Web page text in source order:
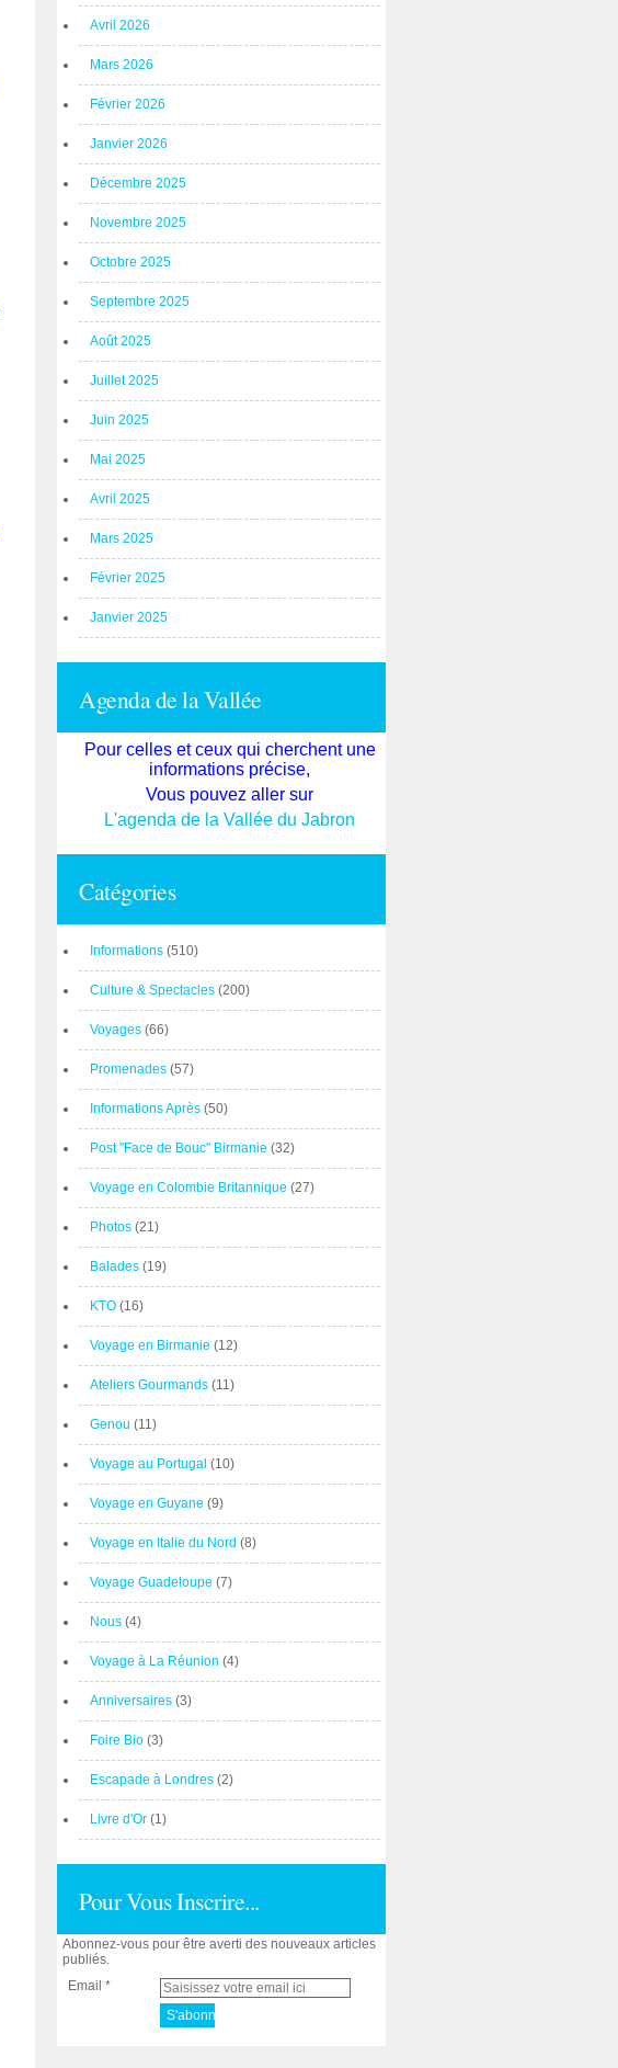
Avril 2026
Mars 2026
Février 2026
Janvier 2026
Décembre 2025
Novembre 2025
Octobre 2025
Septembre 2025
Août 2025
Juillet 2025
Juin 2025
Mai 2025
Avril 2025
Mars 2025
Février 2025
Janvier 2025
Agenda de la Vallée
Pour celles et ceux qui cherchent une
informations précise,
Vous pouvez aller sur
L'agenda de la Vallée du Jabron
Catégories
Informations (510)
Culture & Spectacles (200)
Voyages (66)
Promenades (57)
Informations Après (50)
Post "Face de Bouc" Birmanie (32)
Voyage en Colombie Britannique (27)
Photos (21)
Balades (19)
KTO (16)
Voyage en Birmanie (12)
Ateliers Gourmands (11)
Genou (11)
Voyage au Portugal (10)
Voyage en Guyane (9)
Voyage en Italie du Nord (8)
Voyage Guadeloupe (7)
Nous (4)
Voyage à La Réunion (4)
Anniversaires (3)
Foire Bio (3)
Escapade à Londres (2)
Livre d'Or (1)
Pour Vous Inscrire...
Abonnez-vous pour être averti des nouveaux articles
publiés.
Email